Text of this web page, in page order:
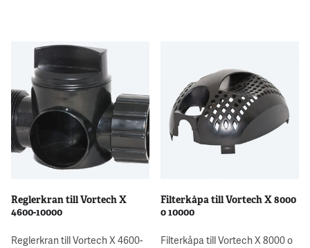
Reglerkran till Vortech X
4600-10000
Reglerkran till Vortech X 4600-
Filterkåpa till Vortech X 8000
o 10000
Filterkåpa till Vortech X 8000 o